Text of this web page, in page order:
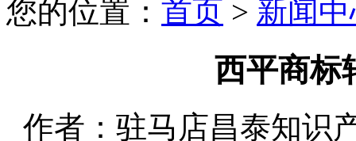
您的位置： 首页 > 新闻
西平商标
作者：驻马店昌泰知识